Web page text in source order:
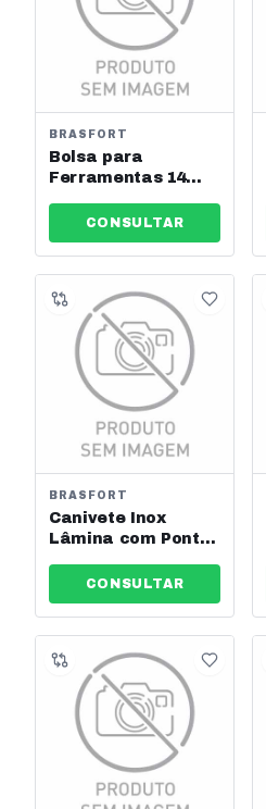
BRASFORT
Bolsa para
Ferramentas 14
Brasforte Ref: 7558
CONSULTAR
BRASFORT
Canivete Inox
Lâmina com Ponta
Ref: 8118
CONSULTAR